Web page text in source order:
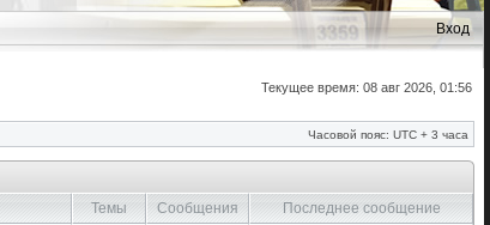
Вход
Текущее время: 08 авг 2026, 01:56
Часовой пояс: UTC + 3 часа
Темы Сообщения
Последнее сообщение